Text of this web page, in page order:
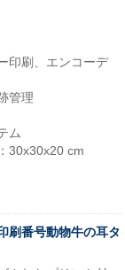
印刷、エンコーデ
管理
ム
30x30x20 cm
刷番号動物牛の耳タ